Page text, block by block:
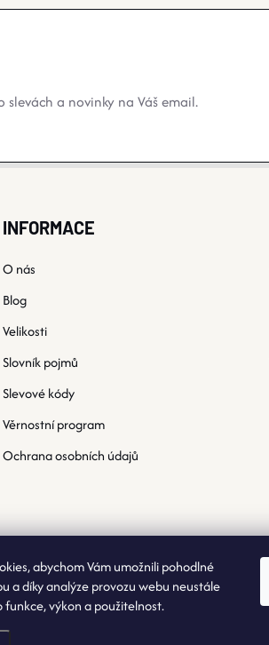
abychom Vám umožnili pohodlné
a díky analýze provozu webu neustále
funkce, výkon a použitelnost.
a novinky na Váš email.
INFORMACE
O nás
Blog
Velikosti
Slovník pojmů
Slevové kódy
Věrnostní program
Ochrana osobních údajů